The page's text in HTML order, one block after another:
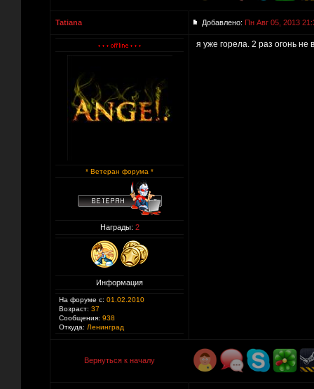
Tatiana Добавлено: Пн Авг 05, 2013
* Ветеран форума *
Награды: 2
Информация
На форуме с: 01.02.2010
Возраст: 37
Сообщения: 938
Откуда: Ленинград
я уже горела. 2 раз огонь не
Вернуться к началу